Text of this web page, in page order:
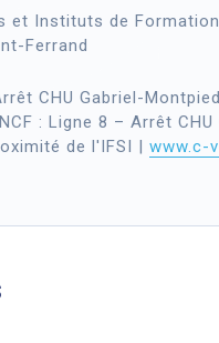
et Instituts de
Ferrand
CHU Gabriel-
: Ligne 8 – Arrêt
de l'IFSI | www.c-